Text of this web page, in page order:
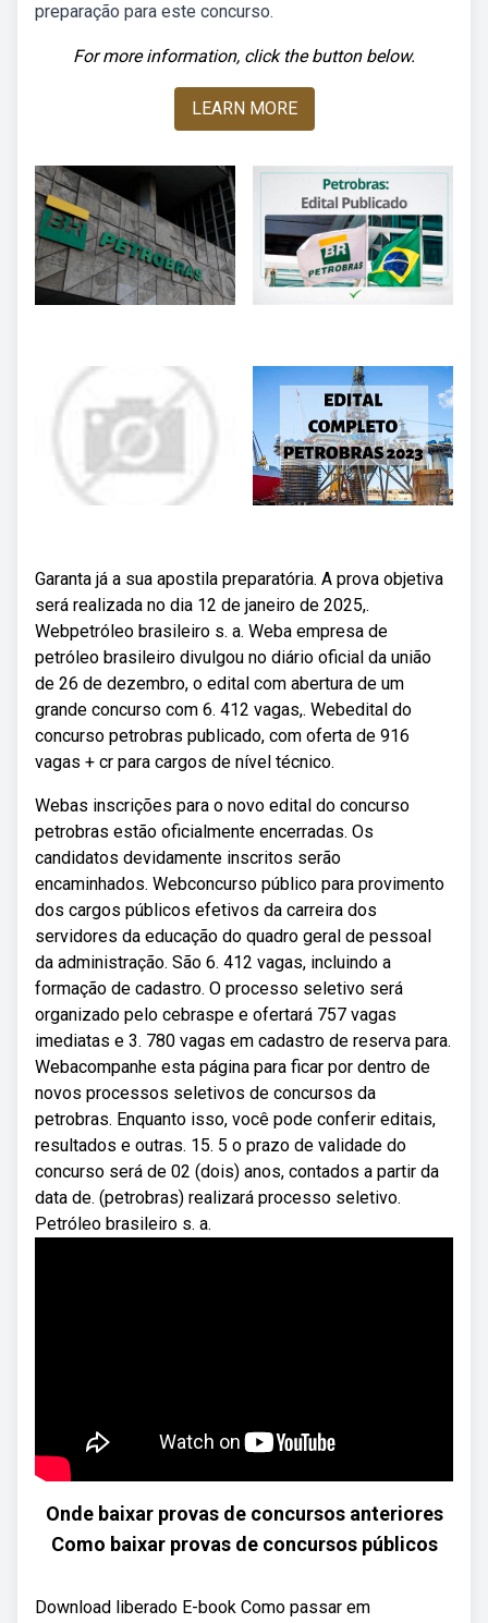
preparação para este concurso.
For more information, click the button below.
LEARN MORE
Garanta já a sua apostila preparatória. A prova objetiva
será realizada no dia 12 de janeiro de 2025,.
Webpetróleo brasileiro s. a. Weba empresa de
petróleo brasileiro divulgou no diário oficial da união
de 26 de dezembro, o edital com abertura de um
grande concurso com 6. 412 vagas,. Webedital do
concurso petrobras publicado, com oferta de 916
vagas + cr para cargos de nível técnico.
Webas inscrições para o novo edital do concurso
petrobras estão oficialmente encerradas. Os
candidatos devidamente inscritos serão
encaminhados. Webconcurso público para provimento
dos cargos públicos efetivos da carreira dos
servidores da educação do quadro geral de pessoal
da administração. São 6. 412 vagas, incluindo a
formação de cadastro. O processo seletivo será
organizado pelo cebraspe e ofertará 757 vagas
imediatas e 3. 780 vagas em cadastro de reserva para.
Webacompanhe esta página para ficar por dentro de
novos processos seletivos de concursos da
petrobras. Enquanto isso, você pode conferir editais,
resultados e outras. 15. 5 o prazo de validade do
concurso será de 02 (dois) anos, contados a partir da
data de. (petrobras) realizará processo seletivo.
Petróleo brasileiro s. a.
Onde baixar provas de concursos anteriores
Como baixar provas de concursos públicos
Download liberado E-book Como passar em